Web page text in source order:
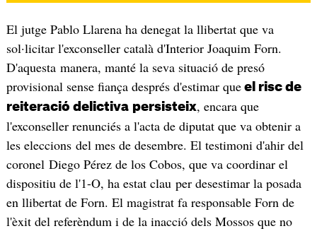
El jutge Pablo Llarena ha denegat la llibertat que va
sol·licitar l'exconseller català d'Interior Joaquim Forn.
D'aquesta manera, manté la seva situació de presó
provisional sense fiança després d'estimar queel risc de
reiteració delictiva persisteix, encara que
l'exconseller renunciés a l'acta de diputat que va obtenir a
les eleccions del mes de desembre. El testimoni d'ahir del
coronel Diego Pérez de los Cobos, que va coordinar el
dispositiu de l'1-O, ha estat clau per desestimar la posada
en llibertat de Forn. El magistrat fa responsable Forn de
l'èxit del referèndum i de la inacció dels Mossos que no